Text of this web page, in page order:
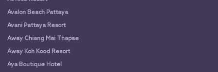
Avalon Beach Pattaya
Avani Pattaya Resort
Away Chiang Mai Thapae
Away Koh Kood Resort
Aya Boutique Hotel